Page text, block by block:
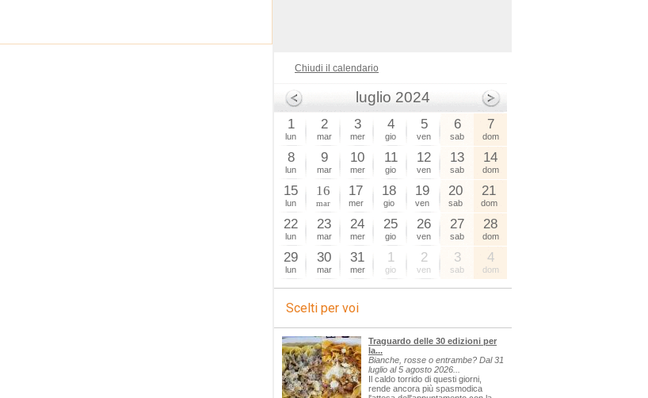
Chiudi il calendario
luglio 2024
1
lun
2
mar
3
mer
4
gio
5
ven
6
sab
7
dom
8
lun
9
mar
10
mer
11
gio
12
ven
13
sab
14
dom
15
lun
16
mar
17
mer
18
gio
19
ven
20
sab
21
dom
22
lun
23
mar
24
mer
25
gio
26
ven
27
sab
28
dom
29
lun
30
mar
31
mer
1
gio
2
ven
3
sab
4
dom
Scelti per voi
Traguardo delle 30 edizioni per
la...
Bianche, rosse o entrambe? Dal 31
luglio al 5 agosto 2026...
Il caldo torrido di questi giorni,
rende ancora più spasmodica